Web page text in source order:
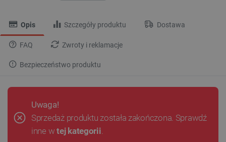
Opis Szczegóły produktu Dostawa
FAQ Zwroty i reklamacje
Bezpieczeństwo produktu
Uwaga!
Sprzedaż produktu została zakończona. Sprawdź
inne wtej kategorii.